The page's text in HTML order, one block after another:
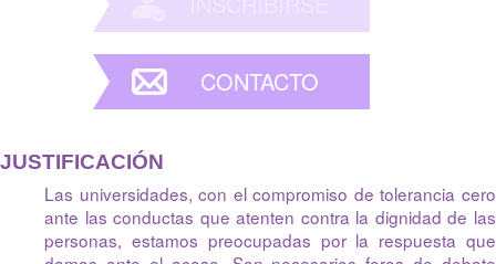
CONTACTO
JUSTIFICACIÓN
Las universidades, con el compromiso de tolerancia cero
ante las conductas que atenten contra la dignidad de las
personas, estamos preocupadas por la respuesta que